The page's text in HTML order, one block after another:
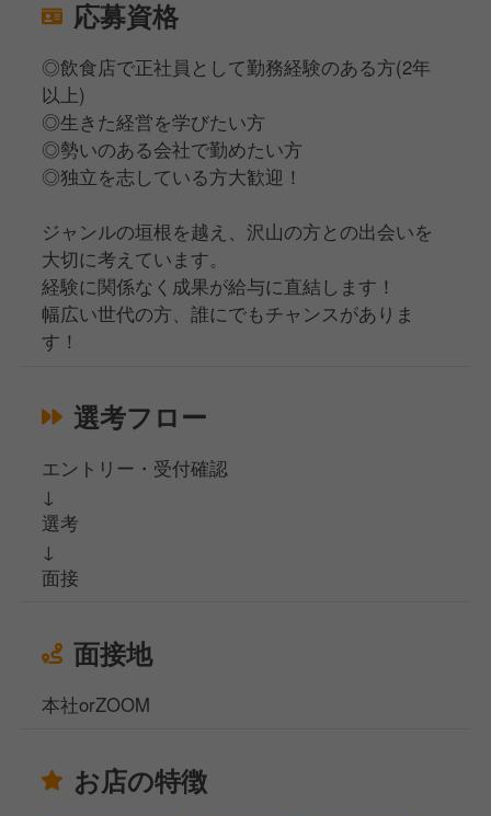
応募資格
◎飲食店で正社員として勤務経験のある方(2年
以上)
◎生きた経営を学びたい方
◎勢いのある会社で勤めたい方
◎独立を志している方大歓迎！
ジャンルの垣根を越え、沢山の方との出会いを
大切に考えています。
経験に関係なく成果が給与に直結します！
幅広い世代の方、誰にでもチャンスがありま
す！
選考フロー
エントリー・受付確認
↓
選考
↓
面接
面接地
本社orZOOM
お店の特徴